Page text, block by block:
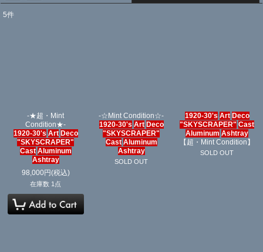
絞り込む
5件
-★超・Mint
Condition★-
1920-30's Art Deco
"SKYSCRAPER"
Cast Aluminum
Ashtray
98,000円(税込)
在庫数 1点
-☆Mint Condition☆-
1920-30's Art Deco
"SKYSCRAPER"
Cast Aluminum
Ashtray
SOLD OUT
1920-30's Art Deco
"SKYSCRAPER" Cast
Aluminum Ashtray
【超・Mint Condition】
SOLD OUT